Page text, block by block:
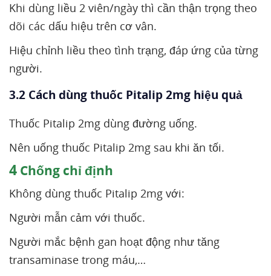
Khi dùng liều 2 viên/ngày thì cần thận trọng theo
dõi các dấu hiệu trên cơ vân.
Hiệu chỉnh liều theo tình trạng, đáp ứng của từng
người.
3.2 Cách dùng thuốc Pitalip 2mg hiệu quả
Thuốc Pitalip 2mg dùng đường uống.
Nên uống thuốc Pitalip 2mg sau khi ăn tối.
4 Chống chỉ định
Không dùng thuốc Pitalip 2mg với:
Người mẫn cảm với thuốc.
Người mắc bệnh gan hoạt động như tăng
transaminase trong máu,…